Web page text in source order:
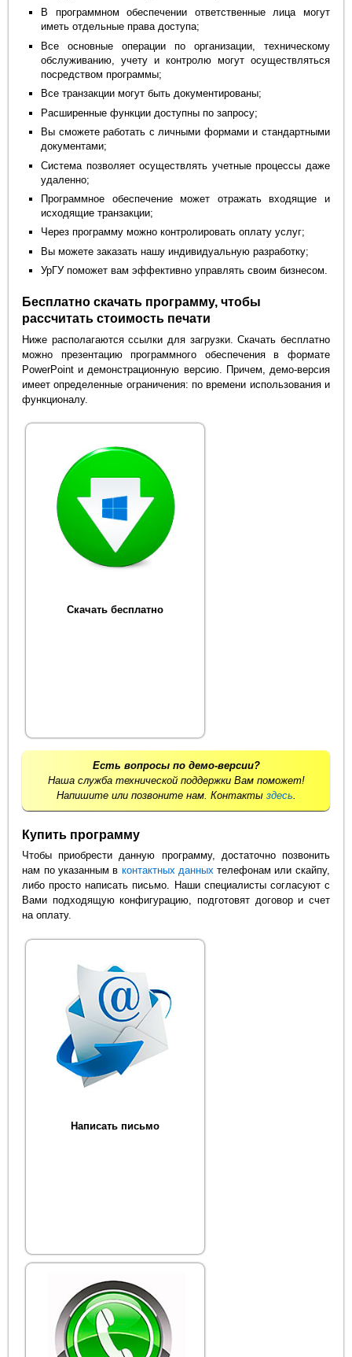
В программном обеспечении ответственные лица могут
иметь отдельные права доступа;
Все основные операции по организации, техническому
обслуживанию, учету и контролю могут осуществляться
посредством программы;
Все транзакции могут быть документированы;
Расширенные функции доступны по запросу;
Вы сможете работать с личными формами и стандартными
документами;
Система позволяет осуществлять учетные процессы даже
удаленно;
Программное обеспечение может отражать входящие и
исходящие транзакции;
Через программу можно контролировать оплату услуг;
Вы можете заказать нашу индивидуальную разработку;
УрГУ поможет вам эффективно управлять своим бизнесом.
Бесплатно скачать программу, чтобы
рассчитать стоимость печати
Ниже располагаются ссылки для загрузки. Скачать бесплатно
можно презентацию программного обеспечения в формате
PowerPoint и демонстрационную версию. Причем, демо-версия
имеет определенные ограничения: по времени использования и
функционалу.
Скачать бесплатно
Есть вопросы по демо-версии?
Наша служба технической поддержки Вам поможет!
Напишите или позвоните нам. Контакты здесь.
Купить программу
Чтобы приобрести данную программу, достаточно позвонить
нам по указанным в контактных данныхтелефонам или скайпу,
либо просто написать письмо. Наши специалисты согласуют с
Вами подходящую конфигурацию, подготовят договор и счет
на оплату.
Написать письмо